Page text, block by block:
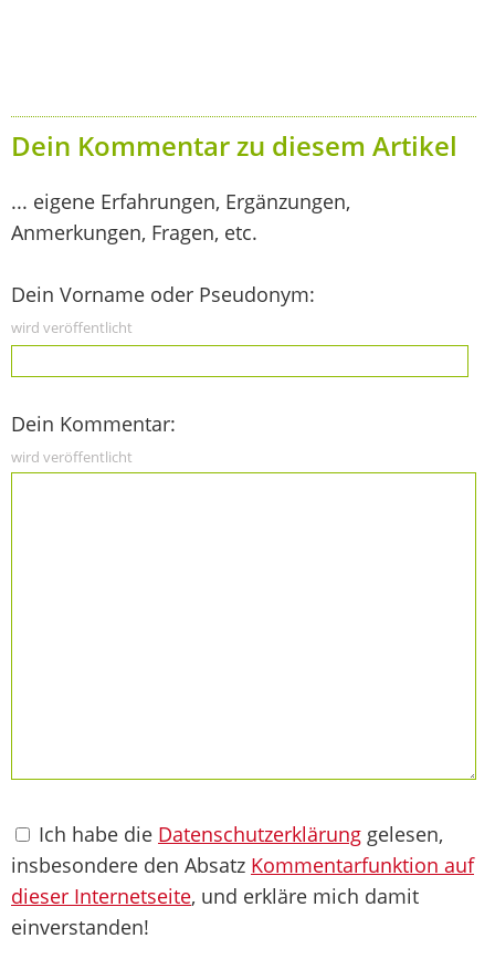
Dein Kommentar zu diesem Artikel
... eigene Erfahrungen, Ergänzungen,
Anmerkungen, Fragen, etc.
Dein Vorname oder Pseudonym:
wird veröffentlicht
Dein Kommentar:
wird veröffentlicht
Ich habe die Datenschutzerklärung gelesen,
insbesondere den Absatz Kommentarfunktion auf
dieser Internetseite, und erkläre mich damit
einverstanden!